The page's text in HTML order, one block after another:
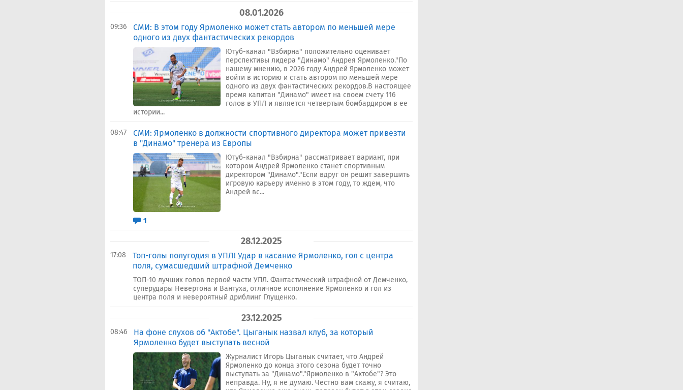
08.01.2026
09:36
СМИ: В этом году Ярмоленко может стать автором по меньшей мере
одного из двух фантастических рекордов
Ютуб-канал "Взбирна" положительно оценивает
перспективы лидера "Динамо" Андрея Ярмоленко."По
нашему мнению, в 2026 году Андрей Ярмоленко может
войти в историю и стать автором по меньшей мере
одного из двух фантастических рекордов.В настоящее
время капитан "Динамо" имеет на своем счету 116
голов в УПЛ и является четвертым бомбардиром в ее
истории...
08:47
СМИ: Ярмоленко в должности спортивного директора может привезти
в "Динамо" тренера из Европы
Ютуб-канал "Взбирна" рассматривает вариант, при
котором Андрей Ярмоленко станет спортивным
директором "Динамо"."Если вдруг он решит завершить
игровую карьеру именно в этом году, то ждем, что
Андрей вс...
1
28.12.2025
17:08
Топ-голы полугодия в УПЛ! Удар в касание Ярмоленко, гол с центра
поля, сумасшедший штрафной Демченко
ТОП-10 лучших голов первой части УПЛ. Фантастический штрафной от Демченко,
суперудары Невертона и Вантуха, отличное исполнение Ярмоленко и гол из
центра поля и невероятный дриблинг Глущенко.
23.12.2025
08:46
На фоне слухов об "Актобе". Цыганык назвал клуб, за который
Ярмоленко будет выступать весной
Журналист Игорь Цыганык считает, что Андрей
Ярмоленко до конца этого сезона будет точно
выступать за "Динамо"."Ярмоленко в "Актобе"? Это
неправда. Ну, я не думаю. Честно вам скажу, я считаю,